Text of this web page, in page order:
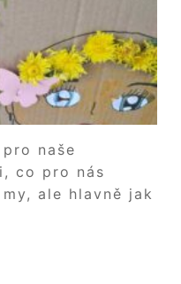
naše
co pro nás
ale hlavně jak